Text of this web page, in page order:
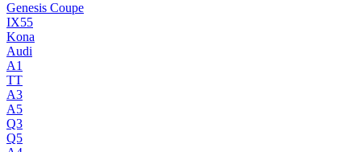
Genesis Coupe
IX55
Kona
Audi
A1
TT
A3
A5
Q3
Q5